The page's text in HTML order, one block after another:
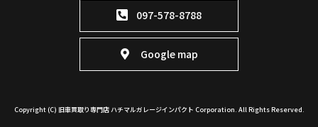
097-578-8788
Google map
Copyright (C) 旧車買取り専門店 ハチマルガレージインパクト Corporation. All Rights Reserved.